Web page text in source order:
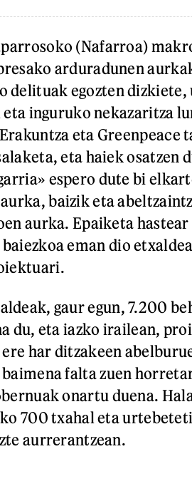
(Nafarroa)
arduradunen
delituak egozten dizkiete,
inguruko nekazaritza
eta Greenpeace
eta haiek osatzen
espero dute bi
baizik eta
aurka. Epaiketa hastear
eman dio
gaur egun, 7.200
du, eta iazko irailean,
har ditzakeen
falta zuen
onartu duena.
700 txahal eta
aurrerantzean.